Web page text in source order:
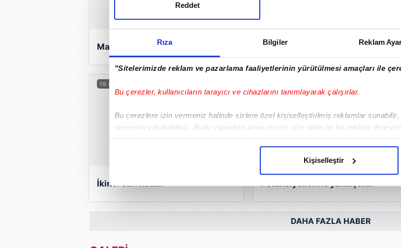
Rıza Bilgiler Reklam
"Sitelerimizde reklam ve pazarlama faaliyetlerinin yürütülmesi amaçları ile
Bu çerezler, kullanıcıların tarayıcı ve cihazlarını tanımlayarak çalışırlar.
Bu çerezlere izin vermeniz halinde sizlere özel kişiselleştirilmiş reklamlar sunabilir,
deneyimi yaşatabiliriz. Bunu yaparken amacımızın size daha iyi bir reklam
içerikleri sunabilmek adına elimizden gelen çabayı gösterdiğimizi ve bu noktada,
noktasında tek gelir kalemimiz olduğunu sizlere hatırlatmak isteriz.
Her halükârda, kullanıcılar, bu çerezlere izin vermedikleri takdirde, kullanıcılara
amacıyla kullanılmaktadır. Diğer çerezler, sitemizin daha işlevsel kılınması ve
reklam/pazarlama faaliyetlerinin yapılması, amaçlarıyla sınırlı olarak açık rızanız
Reddet
Kişiselleştir
Mandrake Solsjkaer! Kartal çizgiyi aşamadı
19.01.2025
İkinci sarı hatalı Potansiyellerine yaklaştılar
DAHA FAZLA HABER